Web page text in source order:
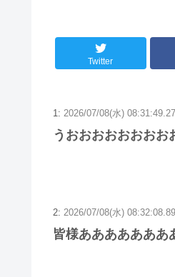
Twitter
1: 2026/07/08(水)
うおおおおおおおお
2: 2026/07/08(水)
皆様あああああああ